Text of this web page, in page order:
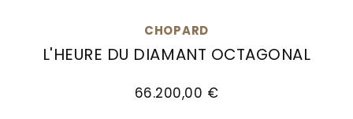
CHOPARD
L'HEURE DU DIAMANT OCTAGONAL
66.200,00 €